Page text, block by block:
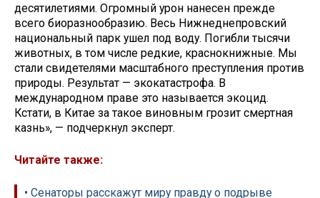
десятилетиями. Огромный урон нанесен прежде
всего биоразнообразию. Весь Нижнеднепровский
национальный парк ушел под воду. Погибли тысячи
животных, в том числе редкие, краснокнижные. Мы
стали свидетелями масштабного преступления против
природы. Результат — экокатастрофа. В
международном праве это называется экоцид.
Кстати, в Китае за такое виновным грозит смертная
казнь», — подчеркнул эксперт.
Читайте также:
• Сенаторы расскажут миру правду о подрыве